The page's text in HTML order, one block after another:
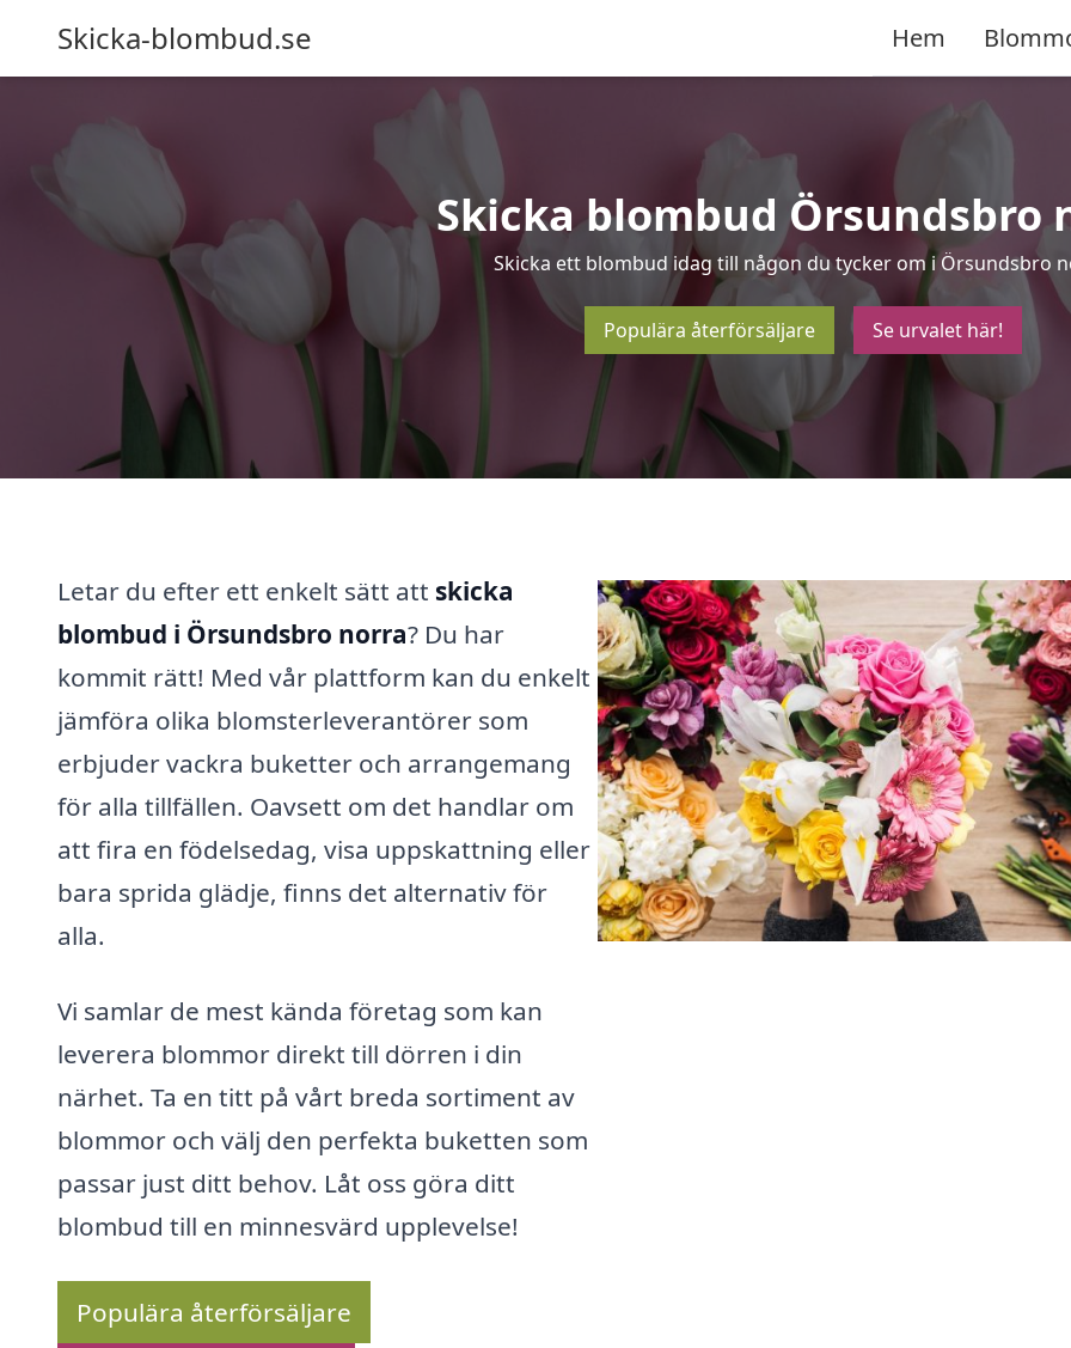
Skicka-blombud.se Hem
Skicka blombud Örsundsbro
Skicka ett blombud idag till någon du tycker om i Örsundsbro
Populära återförsäljare Se urvalet här!
Letar du efter ett enkelt sätt att skicka
blombud i Örsundsbro norra? Du har
kommit rätt! Med vår plattform kan du enkelt
jämföra olika blomsterleverantörer som
erbjuder vackra buketter och arrangemang
för alla tillfällen. Oavsett om det handlar om
att fira en födelsedag, visa uppskattning eller
bara sprida glädje, finns det alternativ för
alla.
Vi samlar de mest kända företag som kan
leverera blommor direkt till dörren i din
närhet. Ta en titt på vårt breda sortiment av
blommor och välj den perfekta buketten som
passar just ditt behov. Låt oss göra ditt
blombud till en minnesvärd upplevelse!
Populära återförsäljare